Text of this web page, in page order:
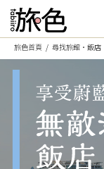
旅色首頁
尋找旅館・飯店